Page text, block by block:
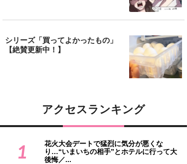
シリーズ「買ってよかったもの」
【絶賛更新中！】
アクセスランキング
1
花火大会デートで猛烈に気分が悪くな
り…“いまいちの相手”とホテルに行って大
後悔／...